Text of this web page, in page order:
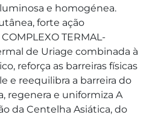
e homogénea.
forte ação
TERMAL-
de Uriage combinada à
reforça as barreiras físicas
e reequilibra a barreira do
regenera e uniformiza A
da Centelha Asiática, do